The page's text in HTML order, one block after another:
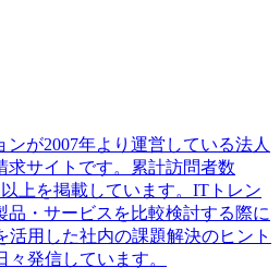
が2007年より運営している法人
求サイトです。累計訪問者数
上を掲載しています。ITトレン
品・サービスを比較検討する際に
活用した社内の課題解決のヒント
発信しています。